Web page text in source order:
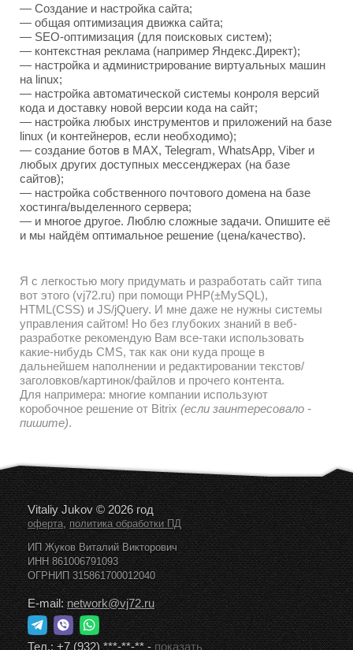
— Создание и настройка сайта;
— общая оптимизация движка сайта;
— SEO-оптимизация (для поисковых систем);
— контекстная реклама (например Яндекс.Директ);
— настройка и администрирование виртуальных машин
на linux;
— настройка автоматической системы конроля версий
кода и доставку новой версии кода на сайт;
— настройка любых инструментов и приложений на базе
linux (и контейнеров, если необходимо);
— создание ботов в MAX, Telegram, WhatsApp, Viber и
любых других доступных мессенджерах (на базе
сайтов);
— настройка собственного почтового домена на базе
хостинга/выделенного сервера;
— и многое другое. Люблю сложные задачи. Опишите её
и мы найдём оптимальное решение (цена/качество).
Я с легкостью могу придумать и разработать сайт типа
вот этого (vj72.ru) при помощи PHP(±MySQL),
HTML(CSS) и JS/jQuery. И мне даже не нужны системы
управления сайтом! Но без глубоких знаний в веб-
разработке рекомендую Вам все-таки использовать
какие-нибудь CMS, так как они куда проще в
дальнейшем наполнении и редактировании текстов/
заголовков/картинок/файлов и прочего контента.
Для напримера: многие компании используют
коробочное решение от Bitrix (если заинтересовало -
пишите).
Vitaliy Jukov © 2026 год
оферта,политика обработки ПД
ИП Жуков Виталий Викторович
ИНН 861006791093
ОГРНИП 315861700012040
E-mail:network@vj72.ru
Тел.:+7 (932) ***-**-**-показать